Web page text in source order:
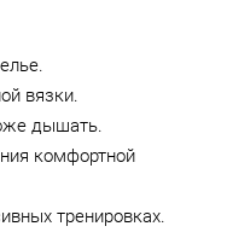
вязки.
дышать.
комфортной
тренировках.